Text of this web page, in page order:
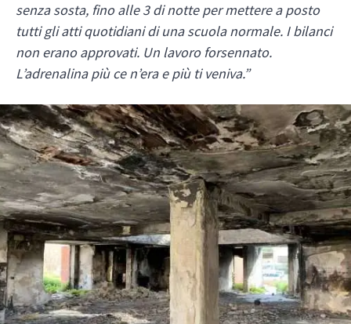
senza sosta, fino alle 3 di notte per mettere a posto
tutti gli atti quotidiani di una scuola normale. I bilanci
non erano approvati. Un lavoro forsennato.
L’adrenalina più ce n’era e più ti veniva.”